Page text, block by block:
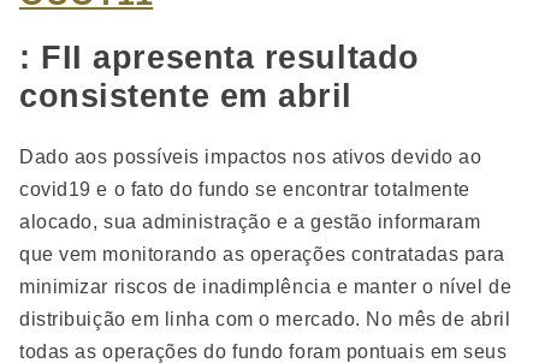
: FII apresenta resultado
consistente em abril
Dado aos possíveis impactos nos ativos devido ao
covid19 e o fato do fundo se encontrar totalmente
alocado, sua administração e a gestão informaram
que vem monitorando as operações contratadas para
minimizar riscos de inadimplência e manter o nível de
distribuição em linha com o mercado. No mês de abril
todas as operações do fundo foram pontuais em seus